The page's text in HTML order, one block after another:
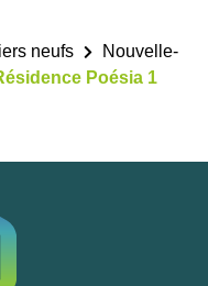
neufs
Nouvelle-
Poésia 1